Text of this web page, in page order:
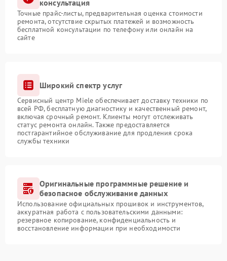
консультация
Точные прайс-листы, предварительная оценка стоимости
ремонта, отсутствие скрытых платежей и возможность
бесплатной консультации по телефону или онлайн на
сайте
Широкий спектр услуг
Сервисный центр Miele обеспечивает доставку техники по
всей РФ, бесплатную диагностику и качественный ремонт,
включая срочный ремонт. Клиенты могут отслеживать
статус ремонта онлайн. Также предоставляется
постгарантийное обслуживание для продления срока
службы техники
Оригинальные программные решение и
безопасное обслуживание данных
Использование официальных прошивок и инструментов,
аккуратная работа с пользовательскими данными:
резервное копирование, конфиденциальность и
восстановление информации при необходимости